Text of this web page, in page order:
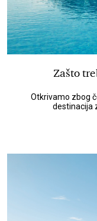
Zašto
Otkrivamo zbog
destinacija